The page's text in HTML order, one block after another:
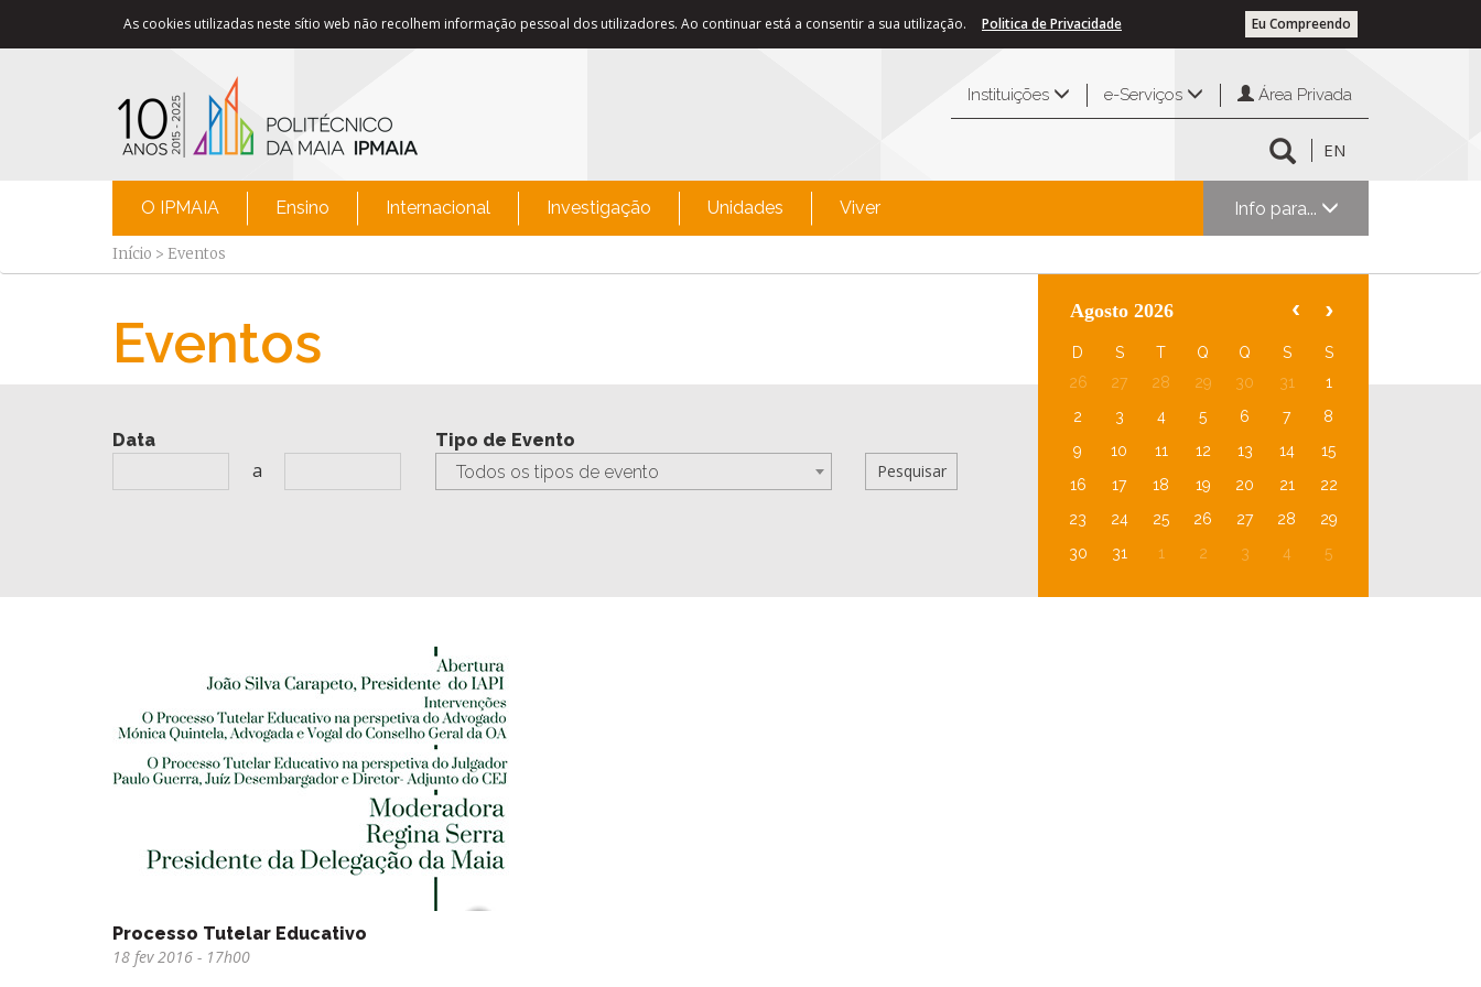
As cookies utilizadas neste sítio web não recolhem informação pessoal dos utilizadores. Ao continuar está a consentir a sua utilização. Eu Compreendo
Politica de Privacidade
Instituições e-Serviços Área Privada
EN
O IPMAIA Ensino Internacional Investigação Unidades Viver Info para...
Início > Eventos
Eventos
Data
a
Tipo de Evento
Todos os tipos de evento
Agosto 2026
D S T Q Q S
S
26
27 28 29 30 31
1
2
3 4 5 6 7
8
9
10 11 12 13 14
15
16
17 18 19 20 21
22
23
24 25 26 27 28
29
30
31 1 2 3 4 5
Processo Tutelar Educativo
18 fev 2016 - 17h00